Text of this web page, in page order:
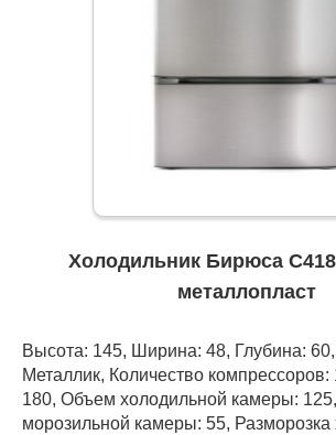
Холодильник Бирюса
металлопласт
Высота: 145, Ширина: 48, Глубина:
Металлик, Количество
180, Объем холодильной камеры:
морозильной камеры: 55, Разморозка